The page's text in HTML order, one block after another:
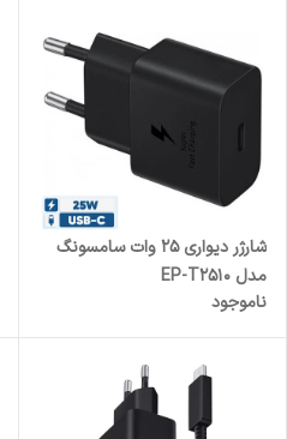
شارژر دیواری 25 وات سامسونگ
مدل EP-T2510
ناموجود